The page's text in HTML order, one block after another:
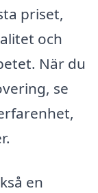
priset,
och
När du
se
en